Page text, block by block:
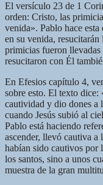
El versículo 23 de 1
orden: Cristo, las
venida». Pablo hace
en su venida, resucitarán
primicias fueron
resucitaron con Él
En Efesios capítulo 4,
sobre esto. El texto
cautividad y dio dones a
cuando Jesús subió al
Pablo está haciendo
ascender, llevó cautiva a
habían sido cautivos por
los santos, sino a unos
muestra de la gran